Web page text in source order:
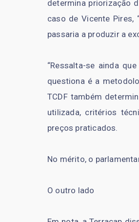
determina priorização
caso de Vicente Pires,
passaria a produzir a
“Ressalta-se ainda
questiona é a
TCDF também
utilizada, critérios
preços praticados.
No mérito, o
O outro lado